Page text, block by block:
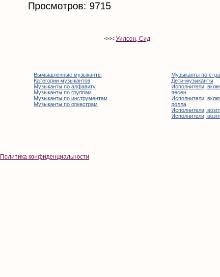
Просмотров: 9715
<<< Уилсон, Сид
Вымышленные музыканты
Категории музыкантов
Музыканты по алфавиту
Музыканты по группам
Музыканты по инструментам
Музыканты по оркестрам
Музыканты по
Дети-музыканты
Исполнители,
песен
Исполнители,
ролла
Исполнители,
Исполнители,
Политика конфиденциальности